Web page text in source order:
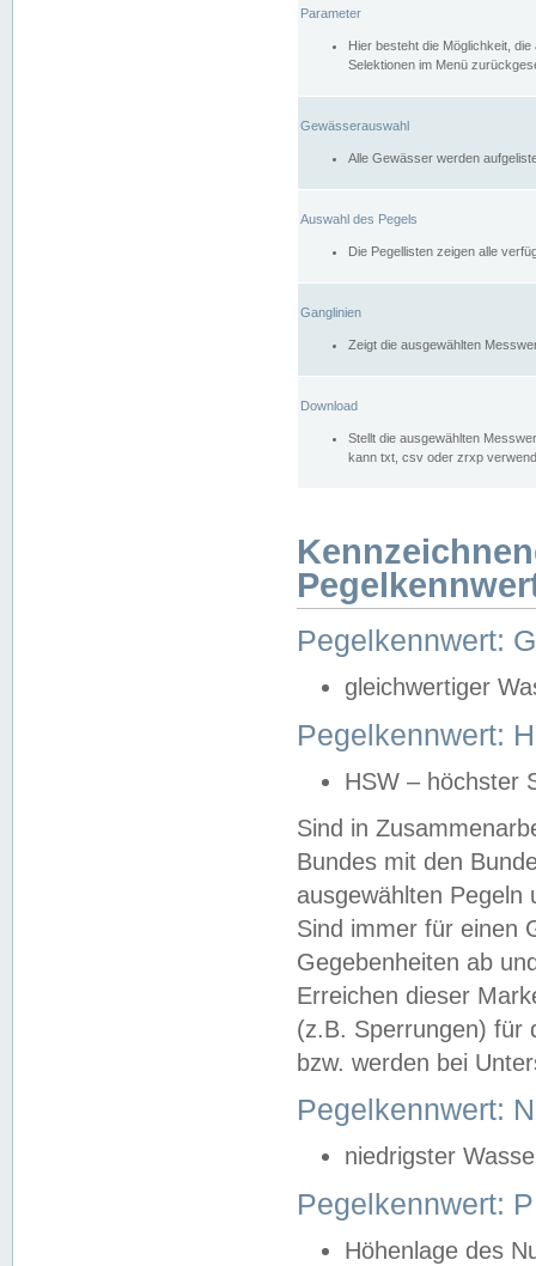
Parameter
Hier besteht die Möglichkeit,
Selektionen im Menü
Gewässerauswahl
Alle Gewässer werden
Auswahl des Pegels
Die Pegellisten zeigen alle
Ganglinien
Zeigt die ausgewählten
Download
Stellt die ausgewählten
kann txt, csv oder zrxp
Pegelkennwert:
gleichwertiger
Pegelkennwert:
HSW – höchster
Sind in
Bundes mit den
ausgewählten
Sind immer für einen
Gegebenheiten ab
Erreichen dieser
(z.B. Sperrungen) für
bzw. werden bei
Pegelkennwert:
niedrigster
Pegelkennwert:
Höhenlage des